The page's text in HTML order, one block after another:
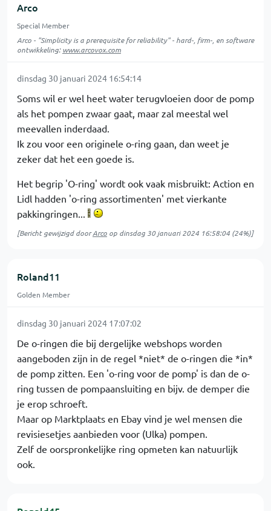
Arco
Special Member
Arco - "Simplicity is a prerequisite for reliability" - hard-, firm-, en software
ontwikkeling:www.arcovox.com
dinsdag 30 januari 2024 16:54:14
Soms wil er wel heet water terugvloeien door de pomp
als het pompen zwaar gaat, maar zal meestal wel
meevallen inderdaad.
Ik zou voor een originele o-ring gaan, dan weet je
zeker dat het een goede is.
Het begrip 'O-ring' wordt ook vaak misbruikt: Action en
Lidl hadden 'o-ring assortimenten' met vierkante
pakkingringen...
[Bericht gewijzigd doorArco op dinsdag 30 januari 2024 16:58:04 (24%)]
Roland11
Golden Member
dinsdag 30 januari 2024 17:07:02
De o-ringen die bij dergelijke webshops worden
aangeboden zijn in de regel *niet* de o-ringen die *in*
de pomp zitten. Een 'o-ring voor de pomp' is dan de o-
ring tussen de pompaansluiting en bijv. de demper die
je erop schroeft.
Maar op Marktplaats en Ebay vind je wel mensen die
revisiesetjes aanbieden voor (Ulka) pompen.
Zelf de oorspronkelijke ring opmeten kan natuurlijk
ook.